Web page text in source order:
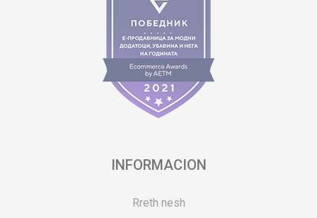
INFORMACION
Rreth nesh